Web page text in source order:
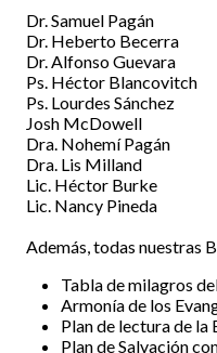
Dr. Samuel Pagán
Dr. Heberto Becerra
Dr. Alfonso Guevara
Ps. Héctor Blancovitch
Ps. Lourdes Sánchez
Josh McDowell
Dra. Nohemí Pagán
Dra. Lis Milland
Lic. Héctor Burke
Lic. Nancy Pineda
Además, todas nuestras
Tabla de milagros
Armonía de los
Plan de lectura de la
Plan de Salvación